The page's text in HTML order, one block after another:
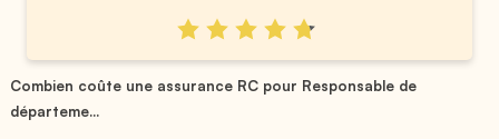
Combien coûte une assurance RC pour Responsable de
départeme...